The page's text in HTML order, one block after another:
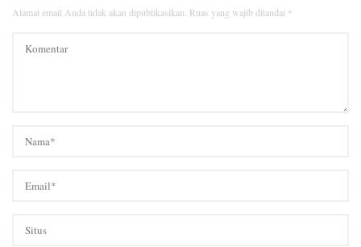
Alamat email Anda tidak akan dipublikasikan. Ruas yang wajib ditandai *